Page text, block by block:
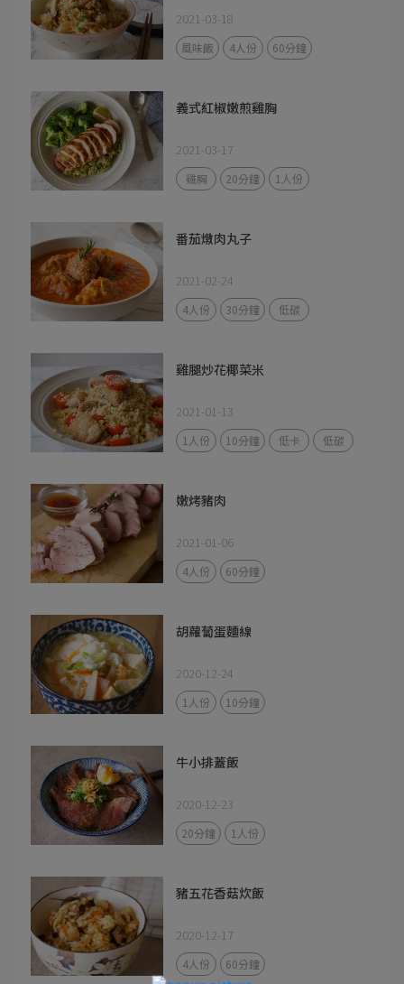
2021-03-18
風味飯 4人份 60分鐘
義式紅椒嫩煎雞胸
2021-03-17
雞胸 20分鐘 1人份
番茄燉肉丸子
2021-02-24
4人份 30分鐘 低碳
雞腿炒花椰菜米
2021-01-13
1人份 10分鐘 低卡 低碳
嫩烤豬肉
2021-01-06
4人份 60分鐘
胡蘿蔔蛋麵線
2020-12-24
1人份 10分鐘
牛小排蓋飯
2020-12-23
20分鐘 1人份
豬五花香菇炊飯
2020-12-17
4人份 60分鐘